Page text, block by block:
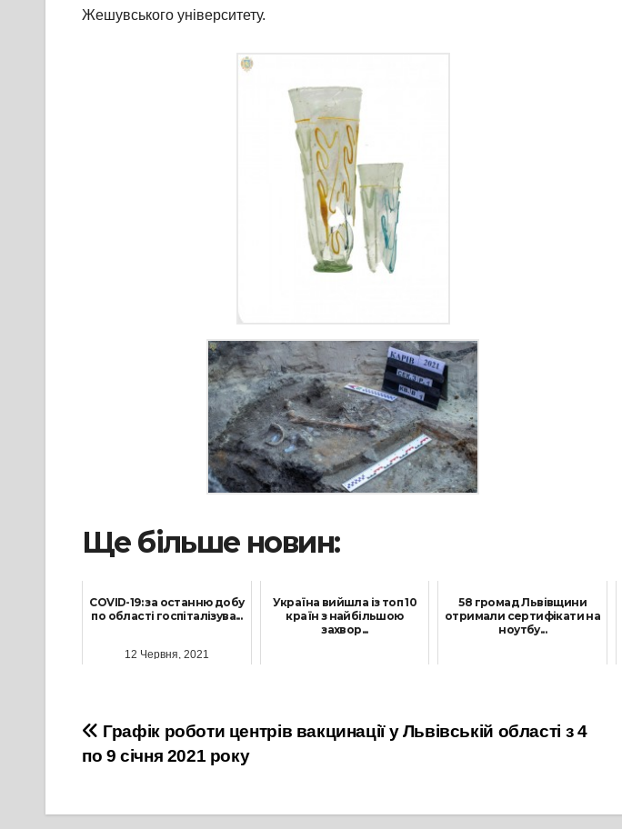
Жешувського університету.
Ще більше новин:
COVID-19: за останню добу
по області госпіталізува...
12 Червня, 2021
Україна вийшла із топ 10
країн з найбільшою
захвор...
58 громад Львівщини
отримали сертифікати на
ноутбу...
Навігація
Графік роботи центрів вакцинації у Львівській області з 4
по 9 січня 2021 року